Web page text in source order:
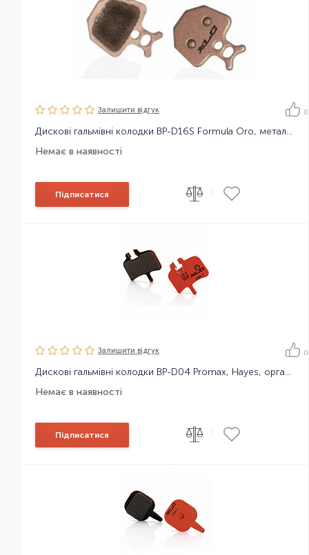
Залишити вiдгук 0
Дискові гальмівні колодки BP-D16S Formula Oro, металокерамічні
Немає в наявності
Підписатися
Залишити вiдгук 0
Дискові гальмівні колодки BP-D04 Promax, Hayes, органічні
Немає в наявності
Підписатися